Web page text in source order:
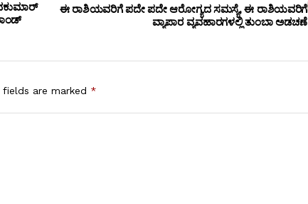
ಈ ರಾಶಿಯವರಿಗೆ ಪದೇ ಪದೇ ಆರೋಗ್ಯದ ಸಮಸ್ಯೆ, ಈ ರಾಶಿಯವರಿಗೆ
ವ್ಯಾಪಾರ ವ್ಯವಹಾರಗಳಲ್ಲಿ ತುಂಬಾ ಅಡಚಣೆ
fields are marked *